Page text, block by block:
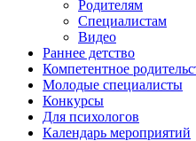
Родителям
Специалистам
Видео
Раннее детство
Компетентное
Молодые специалисты
Конкурсы
Для психологов
Календарь мероприятий